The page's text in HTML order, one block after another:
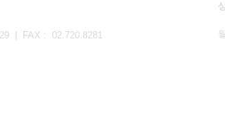
| FAX : 02.720.8281
월